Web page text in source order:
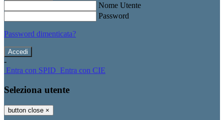
Nome Utente
Password
Password dimenticata?
-
Entra con SPID Entra con CIE
Seleziona utente
button close ×